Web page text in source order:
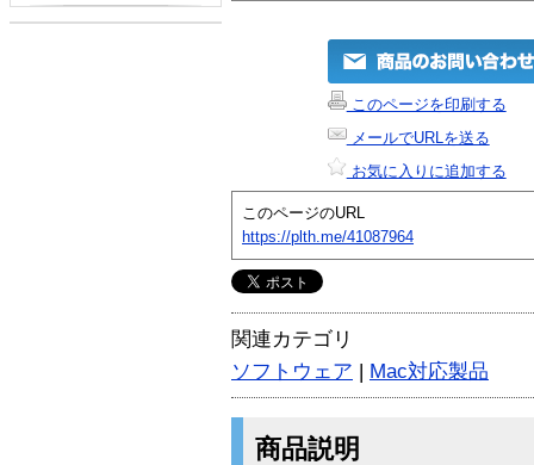
このページを印刷する
メールでURLを送る
お気に入りに追加する
このページのURL
https://plth.me/41087964
関連カテゴリ
ソフトウェア | Mac対応製品
商品説明